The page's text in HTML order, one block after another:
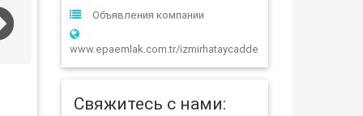
Объявления компании
www.epaemlak.com.tr/izmirhataycadde
Свяжитесь с нами: